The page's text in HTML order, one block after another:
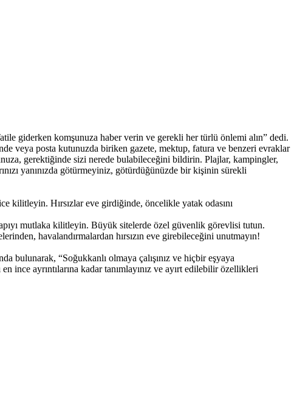
giderken komşunuza haber verin ve gerekli her türlü önlemi alın” dedi.
veya posta kutunuzda biriken gazete, mektup, fatura ve benzeri evraklar
gerektiğinde sizi nerede bulabileceğini bildirin. Plajlar, kampingler,
yanınızda götürmeyiniz, götürdüğünüzde bir kişinin sürekli
kilitleyin. Hırsızlar eve girdiğinde, öncelikle yatak odasını
mutlaka kilitleyin. Büyük sitelerde özel güvenlik görevlisi tutun.
havalandırmalardan hırsızın eve girebileceğini unutmayın!
bulunarak, “Soğukkanlı olmaya çalışınız ve hiçbir eşyaya
ince ayrıntılarına kadar tanımlayınız ve ayırt edilebilir özellikleri